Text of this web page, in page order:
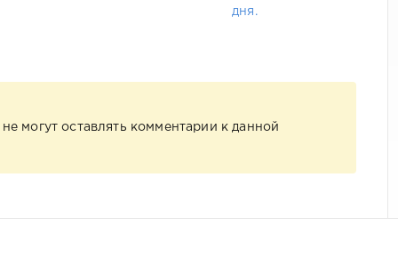
дня.
, не могут оставлять комментарии к данной